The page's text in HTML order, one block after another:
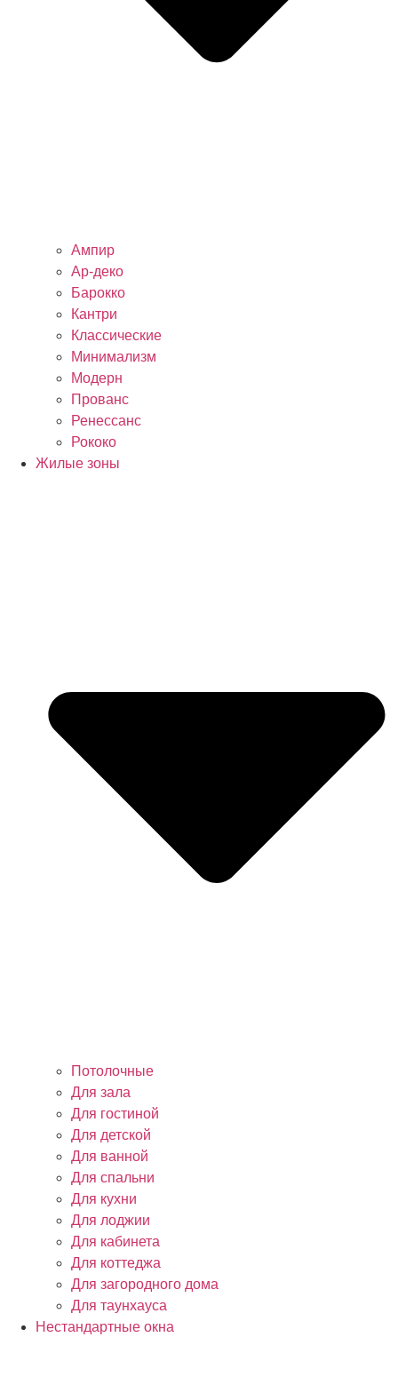
Ампир
Ар-деко
Барокко
Кантри
Классические
Минимализм
Модерн
Прованс
Ренессанс
Рококо
Жилые зоны
Потолочные
Для зала
Для гостиной
Для детской
Для ванной
Для спальни
Для кухни
Для лоджии
Для кабинета
Для коттеджа
Для загородного дома
Для таунхауса
Нестандартные окна